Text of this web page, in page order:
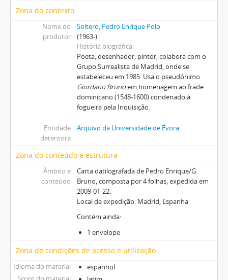
Zona do contexto
Nome do
produtor
Soltero, Pedro Enrique Polo
(1963-)
História biográfica
Poeta, desenhador, pintor, colabora com o
Grupo Surrealista de Madrid, onde se
estabeleceu em 1985. Usa o pseudónimo
Giordano Brunoem homenagem ao frade
dominicano (1548-1600) condenado à
fogueira pela Inquisição.
Entidade
detentora
Arquivo da Universidade de Évora
Zona do conteúdo e estrutura
Âmbito e
conteúdo
Carta datilografada de Pedro Enrique/G.
Bruno, composta por 4 folhas, expedida em
2009-01-22.
Local de expedição: Madrid, Espanha
Contém ainda:
1 envelope
Zona de condições de acesso e utilização
Idioma do material
espanhol